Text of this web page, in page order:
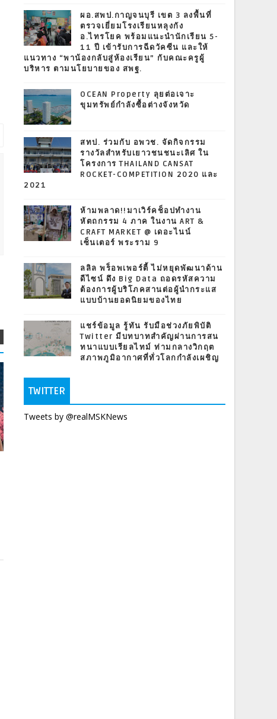
ผอ.สพป.กาญจนบุรี เขต 3 ลงพื้นที่
ตรวจเยี่ยมโรงเรียนหลุงกัง
อ.ไทรโยค พร้อมแนะนำนักเรียน 5-
11 ปี เข้ารับการฉีดวัคซีน และให้
แนวทาง “พาน้องกลับสู่ห้องเรียน” กับคณะครูผู้
บริหาร ตามนโยบายของ สพฐ.
OCEAN Property ลุยต่อเจาะ
ขุมทรัพย์กำลังซื้อต่างจังหวัด
สทป. ร่วมกับ อพวช. จัดกิจกรรม
รางวัลสำหรับเยาวชนชนะเลิศ ใน
โครงการ THAILAND CANSAT
ROCKET-COMPETITION 2020 และ
2021
ห้ามพลาด!!มาเวิร์คช็อปทำงาน
หัตถกรรม 4 ภาค ในงาน ART &
CRAFT MARKET @ เดอะไนน์
เซ็นเตอร์ พระราม 9
ลลิล พร็อพเพอร์ตี้ ไม่หยุดพัฒนาด้าน
ดีไซน์ ดึง Big Data ถอดรหัสความ
ต้องการผู้บริโภคสานต่อผู้นำกระแส
แบบบ้านยอดนิยมของไทย
แชร์ข้อมูล รู้ทัน รับมือช่วงภัยพิบัติ
Twitter มีบทบาทสำคัญผ่านการสน
ทนาแบบเรียลไทม์ ท่ามกลางวิกฤต
สภาพภูมิอากาศที่ทั่วโลกกำลังเผชิญ
TWITTER
Tweets by @realMSKNews